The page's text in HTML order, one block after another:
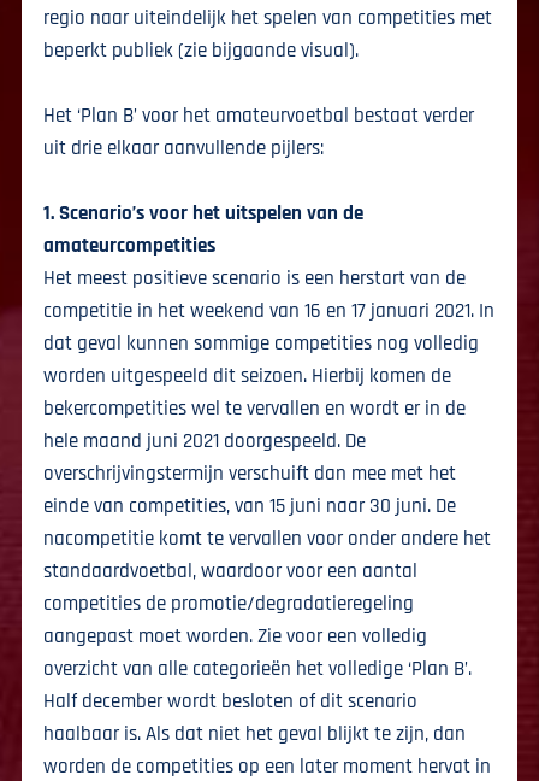
regio naar uiteindelijk het spelen van competities met
beperkt publiek (zie bijgaande visual).
Het ‘Plan B’ voor het amateurvoetbal bestaat verder
uit drie elkaar aanvullende pijlers:
1. Scenario’s voor het uitspelen van de
amateurcompetities
Het meest positieve scenario is een herstart van de
competitie in het weekend van 16 en 17 januari 2021. In
dat geval kunnen sommige competities nog volledig
worden uitgespeeld dit seizoen. Hierbij komen de
bekercompetities wel te vervallen en wordt er in de
hele maand juni 2021 doorgespeeld. De
overschrijvingstermijn verschuift dan mee met het
einde van competities, van 15 juni naar 30 juni. De
nacompetitie komt te vervallen voor onder andere het
standaardvoetbal, waardoor voor een aantal
competities de promotie/degradatieregeling
aangepast moet worden. Zie voor een volledig
overzicht van alle categorieën het volledige ‘Plan B’.
Half december wordt besloten of dit scenario
haalbaar is. Als dat niet het geval blijkt te zijn, dan
worden de competities op een later moment hervat in